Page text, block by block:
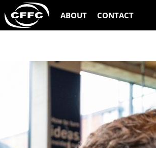
ABOUT CONTACT